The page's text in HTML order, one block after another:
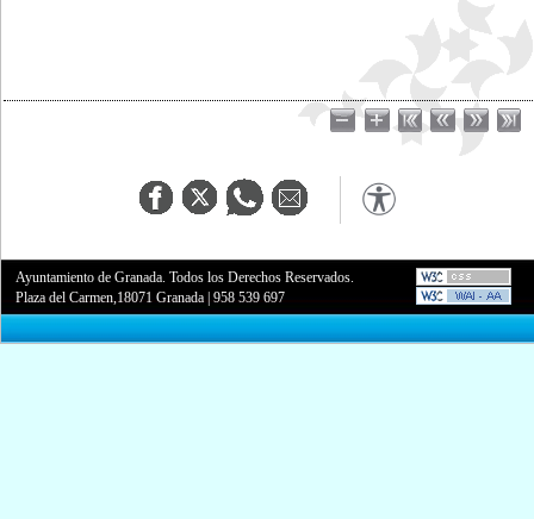
Ayuntamiento de Granada. Todos los Derechos Reservados.
Plaza del Carmen,18071 Granada |958 539 697